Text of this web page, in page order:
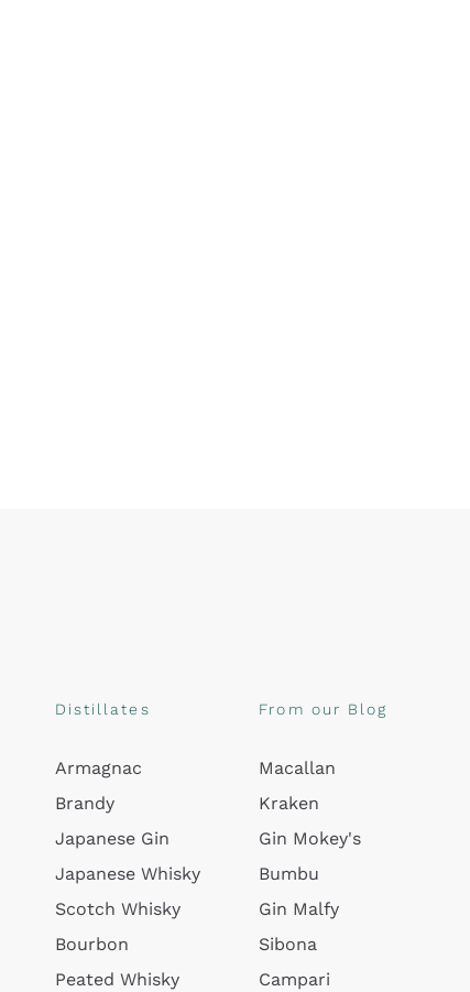
Distillates
Armagnac
Brandy
Japanese Gin
Japanese Whisky
Scotch Whisky
Bourbon
Peated Whisky
From our Blog
Macallan
Kraken
Gin Mokey's
Bumbu
Gin Malfy
Sibona
Campari